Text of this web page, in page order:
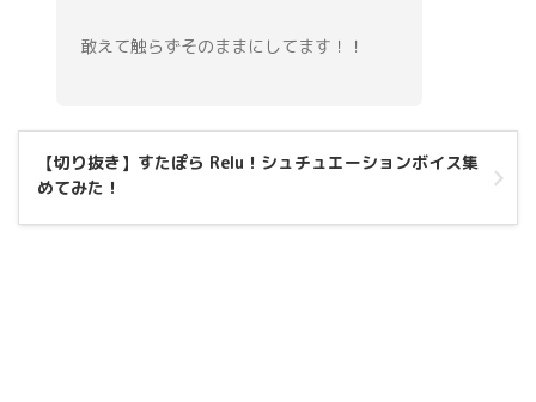
敢えて触らずそのままにしてます！！
【切り抜き】すたぽら Relu！シュチュエーションボイス集
めてみた！